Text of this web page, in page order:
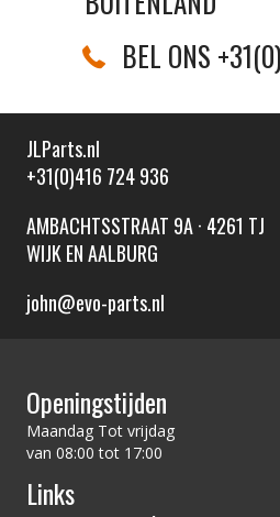
BEL ONS
JLParts.nl
+31(0)416 724 936
AMBACHTSSTRAAT 9A · 4261 TJ
WIJK EN AALBURG
john@evo-parts.nl
Openingstijden
Maandag Tot vrijdag
van 08:00 tot 17:00
Links